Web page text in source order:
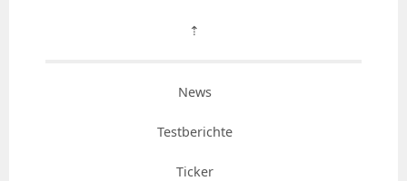
⇡
News
Testberichte
Ticker